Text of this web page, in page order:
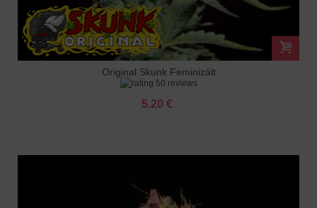
Original Skunk Feminizált
50 reviews
5.20 €